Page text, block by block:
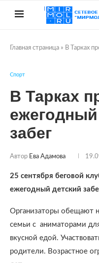
Главная страница » В Тарках
Спорт
В Тарках
ежегодный
забег
Автор Ева Адамова
25 сентября беговой
ежегодный детский
Организаторы обещают
семьи с аниматорами
вкусной едой.
родители. Возрастное